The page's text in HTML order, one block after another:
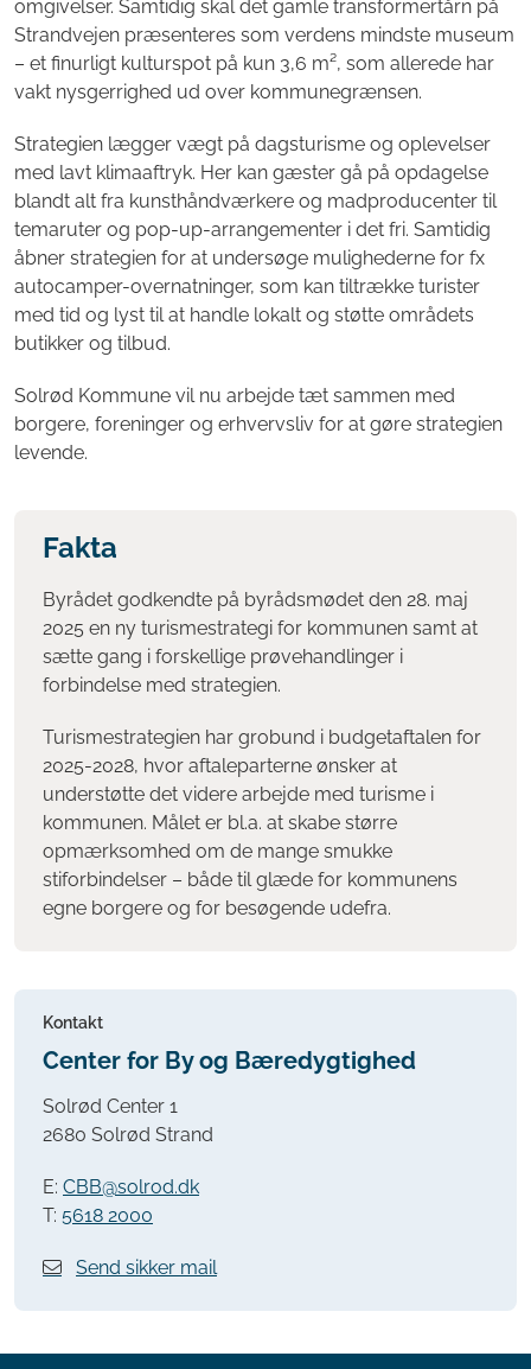
omgivelser. Samtidig skal det gamle transformertårn på
Strandvejen præsenteres som verdens mindste museum
– et finurligt kulturspot på kun 3,6 m², som allerede har
vakt nysgerrighed ud over kommunegrænsen.
Strategien lægger vægt på dagsturisme og oplevelser
med lavt klimaaftryk. Her kan gæster gå på opdagelse
blandt alt fra kunsthåndværkere og madproducenter til
temaruter og pop-up-arrangementer i det fri. Samtidig
åbner strategien for at undersøge mulighederne for fx
autocamper-overnatninger, som kan tiltrække turister
med tid og lyst til at handle lokalt og støtte områdets
butikker og tilbud.
Solrød Kommune vil nu arbejde tæt sammen med
borgere, foreninger og erhvervsliv for at gøre strategien
levende.
Fakta
Byrådet godkendte på byrådsmødet den 28. maj
2025 en ny turismestrategi for kommunen samt at
sætte gang i forskellige prøvehandlinger i
forbindelse med strategien.
Turismestrategien har grobund i budgetaftalen for
2025-2028, hvor aftaleparterne ønsker at
understøtte det videre arbejde med turisme i
kommunen. Målet er bl.a. at skabe større
opmærksomhed om de mange smukke
stiforbindelser – både til glæde for kommunens
egne borgere og for besøgende udefra.
Kontakt
Center for By og Bæredygtighed
Solrød Center 1
2680 Solrød Strand
E: CBB@solrod.dk
T: 5618 2000
Send sikker mail